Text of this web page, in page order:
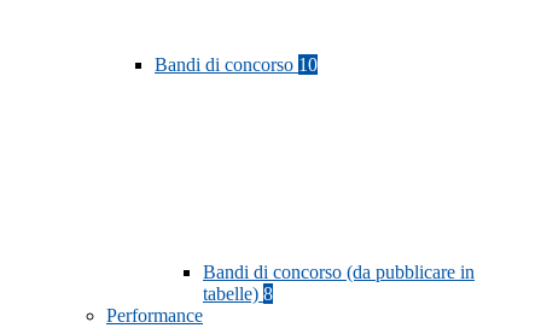
Bandi di concorso 10
Bandi di concorso (da pubblicare in
tabelle) 8
Performance